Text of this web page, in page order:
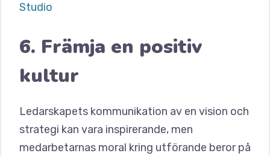
Studio
6. Främja en positiv
kultur
Ledarskapets kommunikation av en vision och
strategi kan vara inspirerande, men
medarbetarnas moral kring utförande beror på